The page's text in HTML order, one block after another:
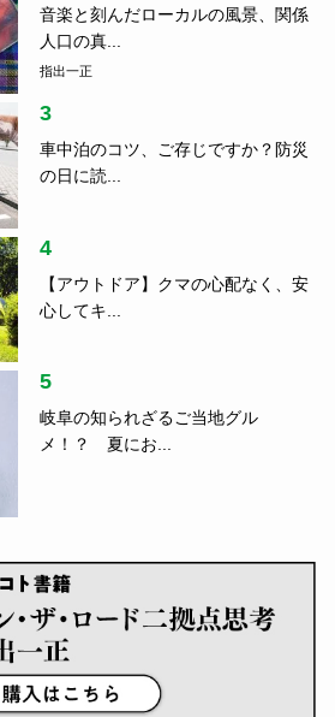
音楽と刻んだローカルの風景、関係
人口の真...
指出一正
3
車中泊のコツ、ご存じですか？防災
の日に読...
4
【アウトドア】クマの心配なく、安
心してキ...
5
岐阜の知られざるご当地グル
メ！？ 夏にお...